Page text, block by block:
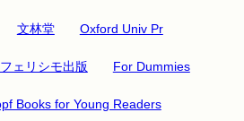
文林堂 Oxford Univ Pr
フェリシモ出版 For Dummies
Books for Young Readers